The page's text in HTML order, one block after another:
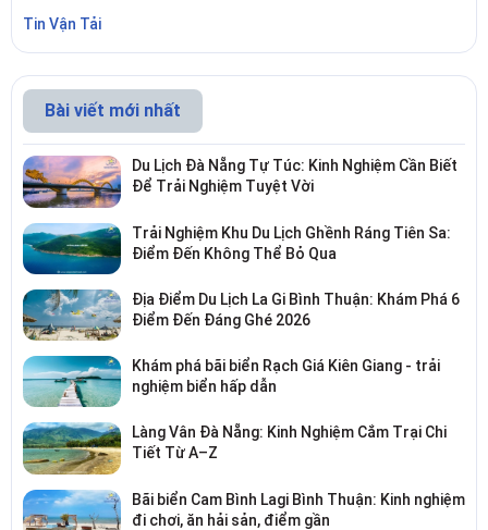
Tin Vận Tải
Bài viết mới nhất
Du Lịch Đà Nẵng Tự Túc: Kinh Nghiệm Cần Biết
Để Trải Nghiệm Tuyệt Vời
Trải Nghiệm Khu Du Lịch Ghềnh Ráng Tiên Sa:
Điểm Đến Không Thể Bỏ Qua
Địa Điểm Du Lịch La Gi Bình Thuận: Khám Phá 6
Điểm Đến Đáng Ghé 2026
Khám phá bãi biển Rạch Giá Kiên Giang - trải
nghiệm biển hấp dẫn
Làng Vân Đà Nẵng: Kinh Nghiệm Cắm Trại Chi
Tiết Từ A–Z
Bãi biển Cam Bình Lagi Bình Thuận: Kinh nghiệm
đi chơi, ăn hải sản, điểm gần